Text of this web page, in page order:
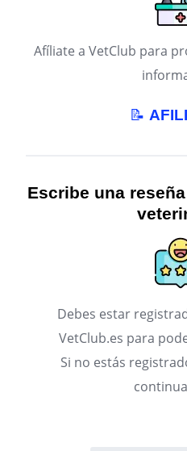
Afíliate a VetClub para
📝
Escribe una
Debes estar
VetClub.es para
Si no estás